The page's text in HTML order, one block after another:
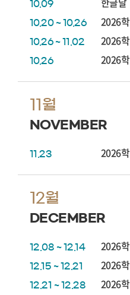
10.09
10.20 ~ 10.26 2026
10.26 ~ 11.02 2026
10.26 2026
11월
NOVEMBER
11.23 2026
12월
DECEMBER
12.08 ~ 12.14 2026
12.15 ~ 12.21 2026
12.21 ~ 12.28 2026